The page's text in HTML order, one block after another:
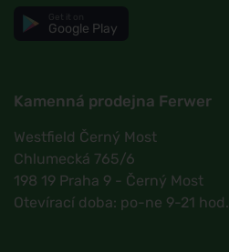
Google Play
Kamenná prodejna Ferwer
Westfield Černý Most
Chlumecká 765/6
198 19 Praha 9 - Černý Most
Otevírací doba: po-ne 9-21 hod.